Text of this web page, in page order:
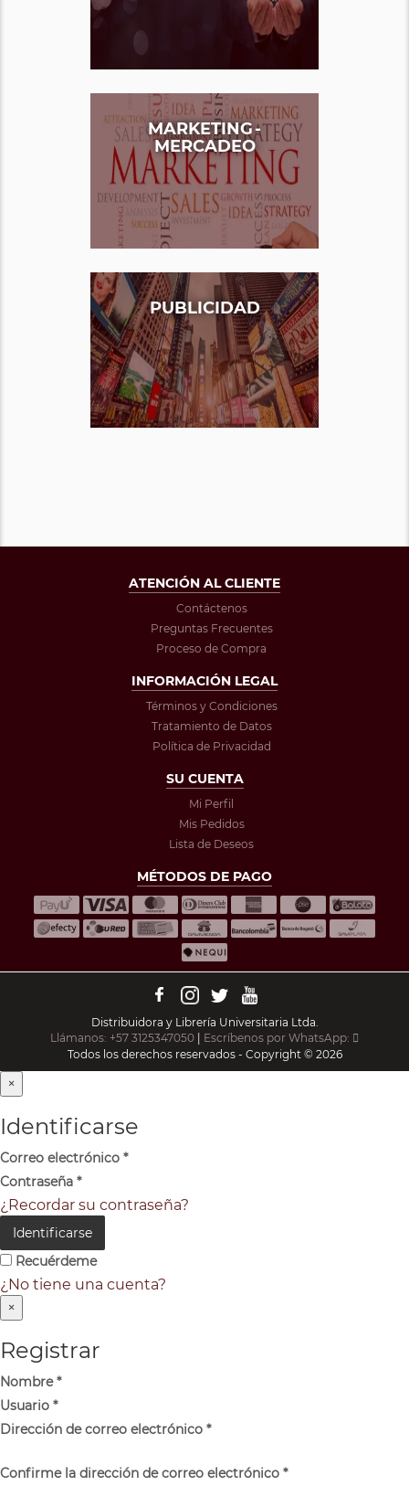
MARKETING -
MERCADEO
PUBLICIDAD
ATENCIÓN AL CLIENTE
Contáctenos
Preguntas Frecuentes
Proceso de Compra
INFORMACIÓN LEGAL
Términos y Condiciones
Tratamiento de Datos
Política de Privacidad
SU CUENTA
Mi Perfil
Mis Pedidos
Lista de Deseos
MÉTODOS DE PAGO
Distribuidora y Librería Universitaria Ltda.
Llámanos: +57 3125347050 | Escríbenos por WhatsApp:
Todos los derechos reservados - Copyright © 2026
×
Identificarse
Correo electrónico *
Contraseña *
¿Recordar su contraseña?
Identificarse
Recuérdeme
¿No tiene una cuenta?
×
Registrar
Nombre*
Usuario *
Dirección de correo electrónico *
Confirme la dirección de correo electrónico *